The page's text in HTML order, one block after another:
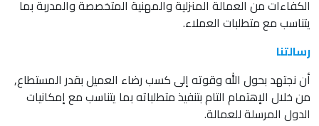
الكفاءات من العمالة المنزلية والمهنية المتخصصة والمدربة بما
يتناسب مع متطلبات العملاء.
رسالتنا
أن نجتهد بحول الله وقوته إلى كسب رضاء العميل بقدر المستطاع,
من خلال الإهتمام التام بتنفيذ متطلباته بما يتناسب مع إمكانيات
الدول المرسلة للعمالة.